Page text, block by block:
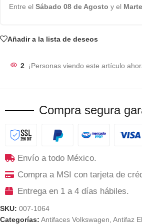
Entre el Sábado 08 de Agosto y el
Añadir a la lista de deseos
2 ¡Personas viendo este artículo
Compra segura
Envío a todo México.
Compra a MSI con tarjeta de
Entrega en 1 a 4 días hábiles.
SKU: 007-1064
Categorías: Antifaces Volkswagen Antifaz